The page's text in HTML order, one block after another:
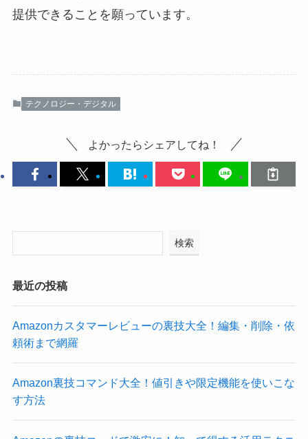
提供できることを願っています。
テクノロジー・デジタル
よかったらシェアしてね！
検索
最近の投稿
Amazonカスタマーレビューの裏技大全！編集・削除・依
頼術まで網羅
Amazon裏技コマンド大全！値引きや限定機能を使いこな
す方法